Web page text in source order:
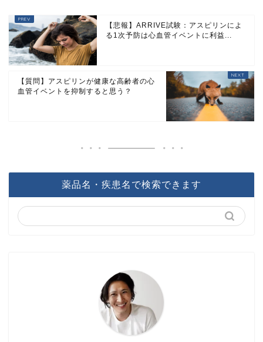
【悲報】ARRIVE試験：アスピリンによ
る1次予防は心血管イベントに利益...
【質問】アスピリンが健康な高齢者の心
血管イベントを抑制すると思う？
薬品名・疾患名で検索できます